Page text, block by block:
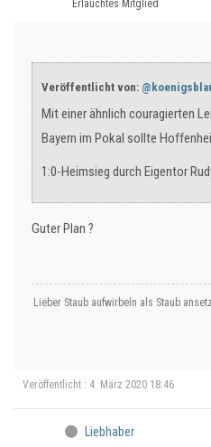
Erlauchtes Mitglied
Veröffentlicht von:
Mit einer ähnlich couragierten
Bayern im Pokal sollte
1:0-Heimsieg durch Eigentor
Guter Plan ?
Lieber Staub aufwirbeln als Staub
Veröffentlicht : 4. März 2020 18:46
Liebhaber